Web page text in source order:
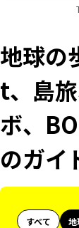
地球の
t、島
ボ、
のガイ
すべて 地